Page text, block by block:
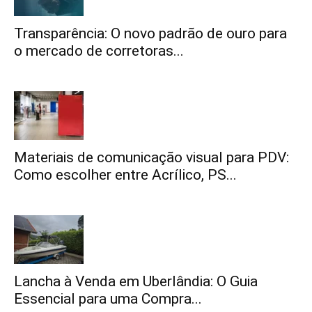
Transparência: O novo padrão de ouro para
o mercado de corretoras...
Materiais de comunicação visual para PDV:
Como escolher entre Acrílico, PS...
Lancha à Venda em Uberlândia: O Guia
Essencial para uma Compra...